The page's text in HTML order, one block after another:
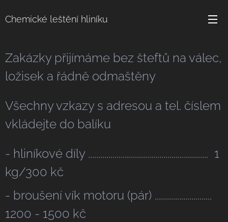
Chemické leštění hliníku
Zakázky přijímáme bez šteftů na válec,
ložisek a řádně odmaštěny
Všechny vzkazy s adresou a tel. číslem
vkládejte do balíku
- hliníkové díly ........................................................... 1
kg/300 kč
- broušení vík motoru (pár) ............................
1200 - 1500 kč